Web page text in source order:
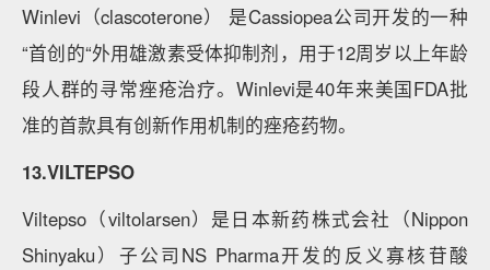
Winlevi（clascoterone） 是Cassiopea公司开发的一种
“首创的“外用雄激素受体抑制剂，用于12周岁以上年龄
段人群的寻常痤疮治疗。Winlevi是40年来美国FDA批
准的首款具有创新作用机制的痤疮药物。
13.VILTEPSO
Viltepso（viltolarsen）是日本新药株式会社（Nippon
Shinyaku）子公司NS Pharma开发的反义寡核苷酸